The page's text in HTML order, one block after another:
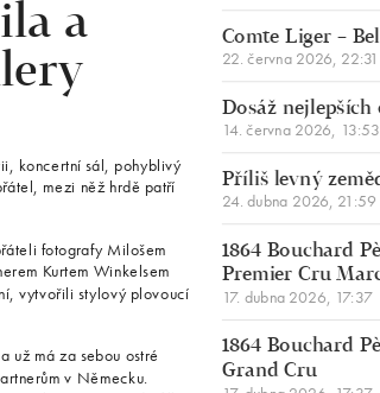
a
koncertní sál, pohyblivý
mezi něž hrdě patří
fotografy Milošem
Kurtem Winkelsem
vytvořili stylový plovoucí
už má za sebou ostré
v Německu.
Comte Liger –
22. června 2026, 22:31
Dosáž nejlepších
14. června 2026, 13:53
Příliš levný
24. dubna 2026, 21:59
1864 Bouchard
Premier Cru
17. dubna 2026, 17:37
1864 Bouchard
Grand Cru